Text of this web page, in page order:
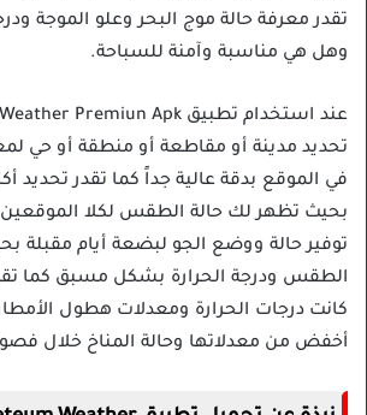
تقدر معرفة حالة موج البحر وعلو الموجة
وهل هي مناسبة وآمنة للسباحة.
تحديد مدينة أو مقاطعة أو منطقة أو حي
في الموقع بدقة عالية جداً كما تقدر تحديد
بحيث تظهر لك حالة الطقس لكلا الموقعين
توفير حالة ووضع الجو لبضعة أيام مقبلة
الطقس ودرجة الحرارة بشكل مسبق كما
كانت درجات الحرارة ومعدلات هطول
أخفض من معدلاتها وحالة المناخ خلال